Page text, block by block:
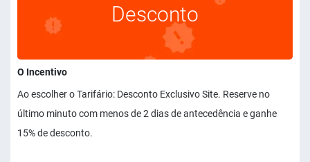
Desconto
O Incentivo
Ao escolher o Tarifário: Desconto Exclusivo Site. Reserve no
último minuto com menos de 2 dias de antecedência e ganhe
15% de desconto.